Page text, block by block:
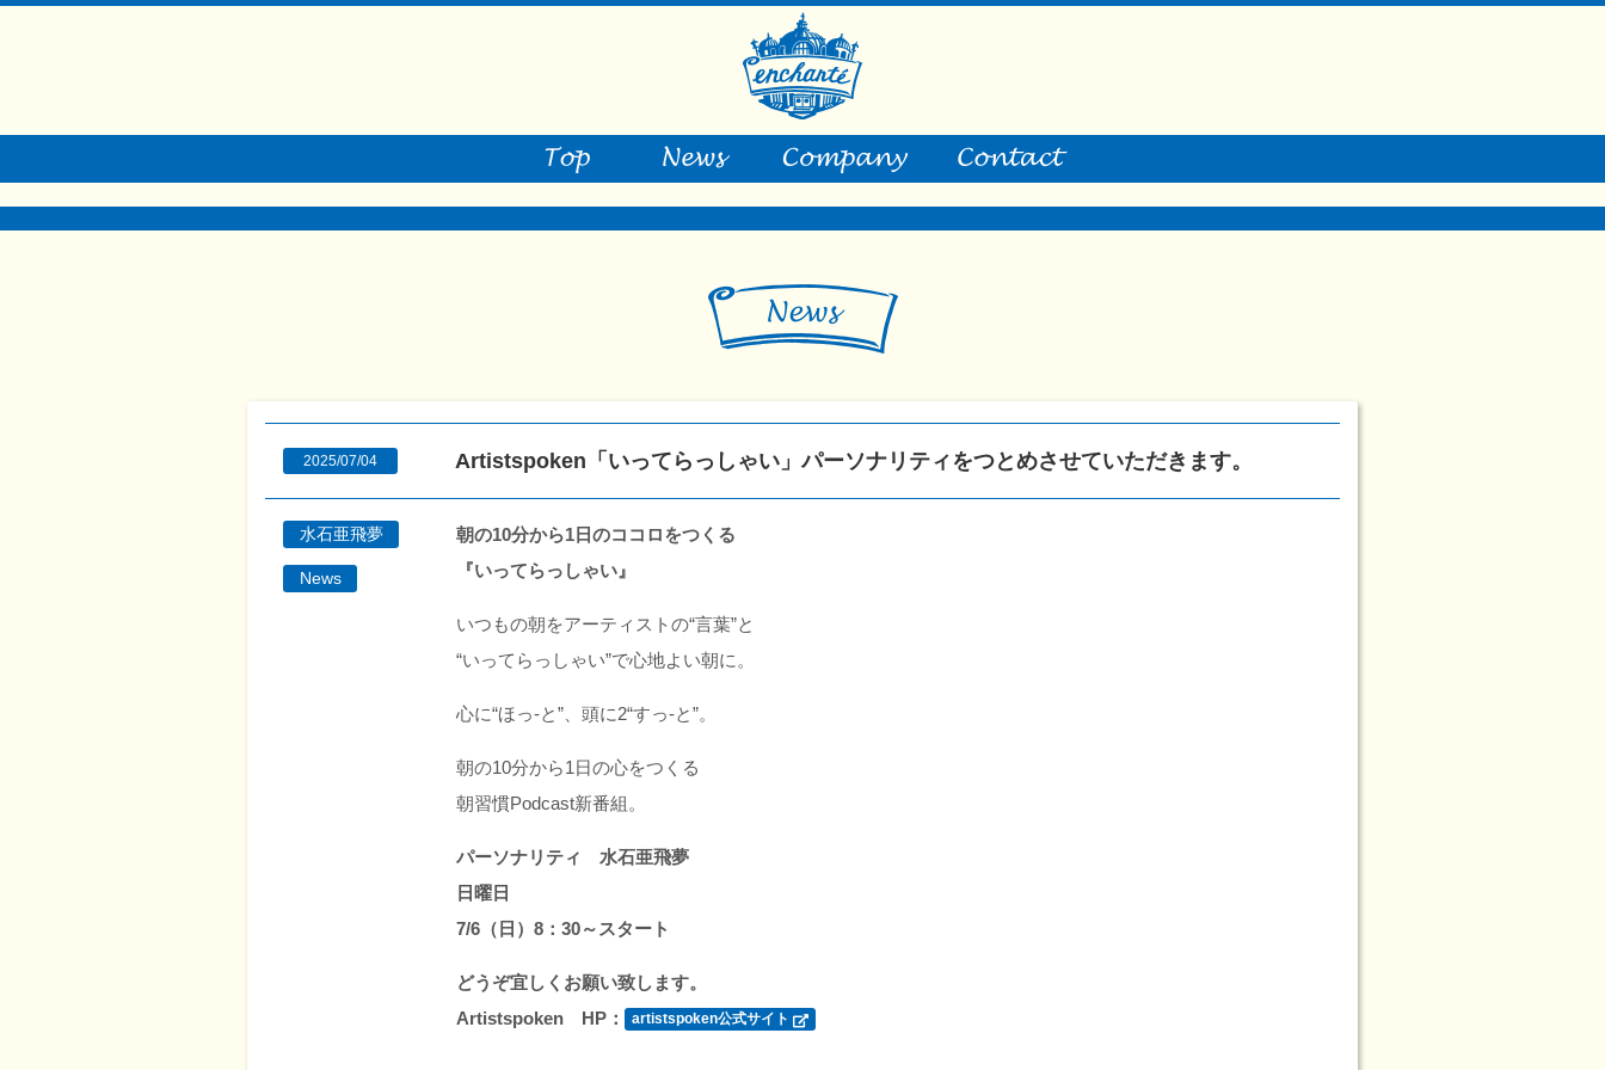
2025/07/04 Artistspoken「いってらっしゃい」パーソナリティをつとめさせていただきます。
水石亜飛夢
News
朝の10分から1日のココロをつくる
『いってらっしゃい』
いつもの朝をアーティストの“言葉”と
“いってらっしゃい”で心地よい朝に。
心に“ほっ-と”、頭に2“すっ-と”。
朝の10分から1日の心をつくる
朝習慣Podcast新番組。
パーソナリティ 水石亜飛夢
日曜日
7/6（日）8：30～スタート
どうぞ宜しくお願い致します。
Artistspoken HP：
artistspoken公式サイト